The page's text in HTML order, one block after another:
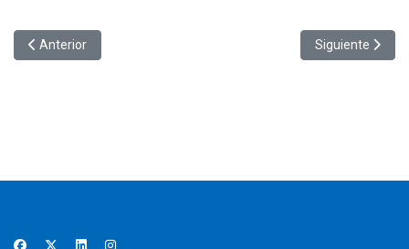
Artículo anterior: La Tarjeta Ciudadana y la protección de datos
Anterior Artículo
Siguiente